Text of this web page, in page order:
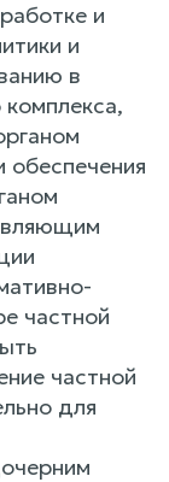
и
и
в
обеспечения
частной
частной
для